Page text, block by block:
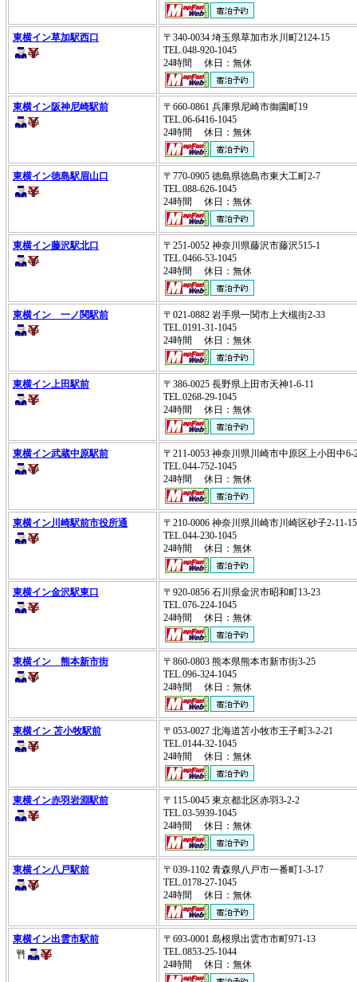
東横イン草加駅西口
〒340-0034 埼玉県草加市氷川町2124-15
TEL.048-920-1045
24時間 休日：無休
東横イン阪神尼崎駅前
〒660-0861 兵庫県尼崎市御園町19
TEL.06-6416-1045
24時間 休日：無休
東横イン徳島駅眉山口
〒770-0905 徳島県徳島市東大工町2-7
TEL.088-626-1045
24時間 休日：無休
東横イン藤沢駅北口
〒251-0052 神奈川県藤沢市藤沢515-1
TEL.0466-53-1045
24時間 休日：無休
東横イン 一ノ関駅前
〒021-0882 岩手県一関市上大槻街2-33
TEL.0191-31-1045
24時間 休日：無休
東横イン上田駅前
〒386-0025 長野県上田市天神1-6-11
TEL.0268-29-1045
24時間 休日：無休
東横イン武蔵中原駅前
〒211-0053 神奈川県川崎市中原区上小田中
TEL.044-752-1045
24時間 休日：無休
東横イン川崎駅前市役所通
〒210-0006 神奈川県川崎市川崎区砂子2-
TEL.044-230-1045
24時間 休日：無休
東横イン金沢駅東口
〒920-0856 石川県金沢市昭和町13-23
TEL.076-224-1045
24時間 休日：無休
東横イン 熊本新市街
〒860-0803 熊本県熊本市新市街3-25
TEL.096-324-1045
24時間 休日：無休
東横イン 苫小牧駅前
〒053-0027 北海道苫小牧市王子町3-2-21
TEL.0144-32-1045
24時間 休日：無休
東横イン赤羽岩淵駅前
〒115-0045 東京都北区赤羽3-2-2
TEL.03-5939-1045
24時間 休日：無休
東横イン八戸駅前
〒039-1102 青森県八戸市一番町1-3-17
TEL.0178-27-1045
24時間 休日：無休
東横イン出雲市駅前
〒693-0001 島根県出雲市市町971-13
TEL.0853-25-1044
24時間 休日：無休